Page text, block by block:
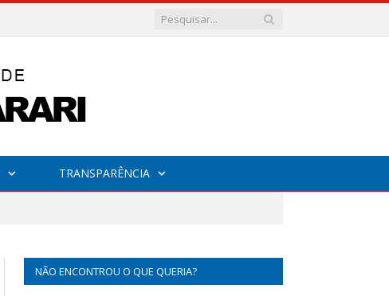
TRANSPARÊNCIA
NÃO ENCONTROU O QUE QUERIA?